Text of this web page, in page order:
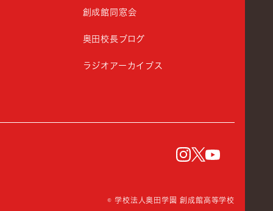
創成館同窓会
奥田校長ブログ
ラジオアーカイブス
instagram
© 学校法人奥田学園 創成館高等学校